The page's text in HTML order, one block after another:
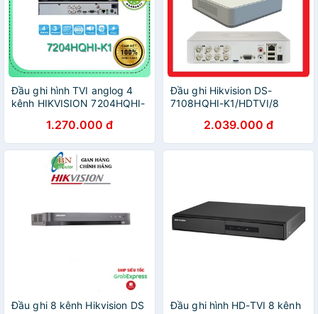
Đầu ghi hình TVI anglog 4
kênh HIKVISION 7204HQHI-
trợ tích cam mic (chính hãng
hikvision VN)
1.270.000 đ
Đầu ghi Hikvision DS-
7108HQHI-K1/HDTVI/8
2.039.000 đ
Đầu ghi 8 kênh Hikvision DS
Đầu ghi hình HD-TVI 8 kênh